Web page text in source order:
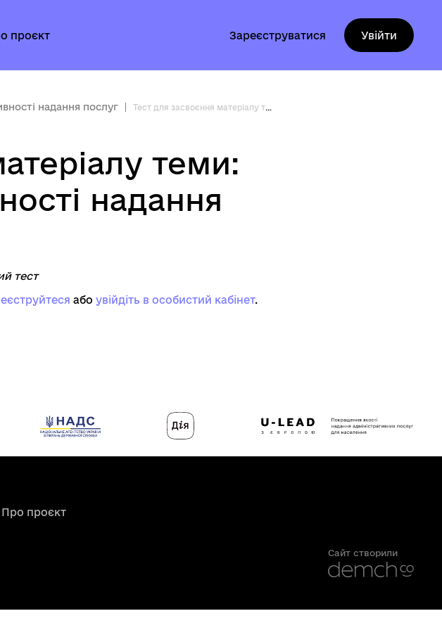
проєкт Зареєструватися Увійти
надання послуг Тест для засвоєння матеріалу теми: Моніторинг ефективності надання послуг
теми:
надання
тест
aбо увійдіть в особистий кабінет.
Про проєкт
Сайт створили